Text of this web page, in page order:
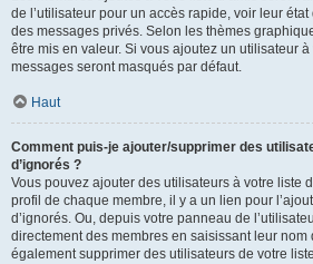
de l’utilisateur pour un accès rapide, voir leur
des messages privés. Selon les thèmes
être mis en valeur. Si vous ajoutez un utilisateur
messages seront masqués par défaut.
Haut
Comment puis-je ajouter/supprimer des
d’ignorés ?
Vous pouvez ajouter des utilisateurs à votre liste
profil de chaque membre, il y a un lien pour
d’ignorés. Ou, depuis votre panneau de
directement des membres en saisissant leur nom
également supprimer des utilisateurs de votre